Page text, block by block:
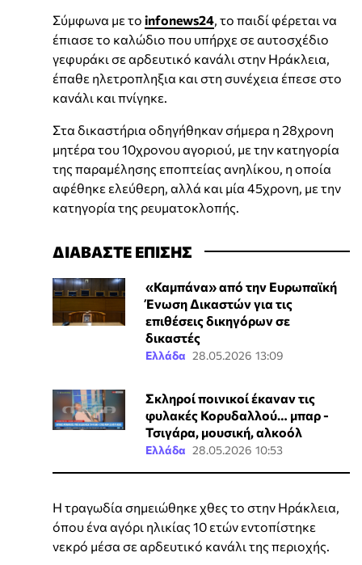
Σύμφωνα με το infonews24 , το παιδί φέρεται να
έπιασε το καλώδιο που υπήρχε σε αυτοσχέδιο
γεφυράκι σε αρδευτικό κανάλι στην Ηράκλεια,
έπαθε ηλετροπληξια και στη συνέχεια έπεσε στο
κανάλι και πνίγηκε.
Στα δικαστήρια οδηγήθηκαν σήμερα η 28χρονη
μητέρα του 10χρονου αγοριού, με την κατηγορία
της παραμέλησης εποπτείας ανηλίκου, η οποία
αφέθηκε ελεύθερη, αλλά και μία 45χρονη, με την
κατηγορία της ρευματοκλοπής.
ΔΙΑΒΑΣΤΕ ΕΠΙΣΗΣ
«Καμπάνα» από την Ευρωπαϊκή
Ένωση Δικαστών για τις
επιθέσεις δικηγόρων σε
δικαστές
Ελλάδα 28.05.2026 13:09
Σκληροί ποινικοί έκαναν τις
φυλακές Κορυδαλλού… μπαρ -
Τσιγάρα, μουσική, αλκοόλ
Ελλάδα 28.05.2026 10:53
Η τραγωδία σημειώθηκε χθες το στην Ηράκλεια,
όπου ένα αγόρι ηλικίας 10 ετών εντοπίστηκε
νεκρό μέσα σε αρδευτικό κανάλι της περιοχής.